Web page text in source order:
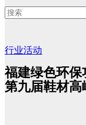
行业活动
福建绿色环
第九届鞋材